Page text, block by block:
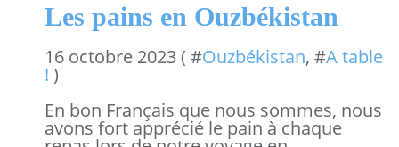
Les pains en Ouzbékistan
16 octobre 2023 ( #Ouzbékistan, #A table
! )
En bon Français que nous sommes, nous
avons fort apprécié le pain à chaque